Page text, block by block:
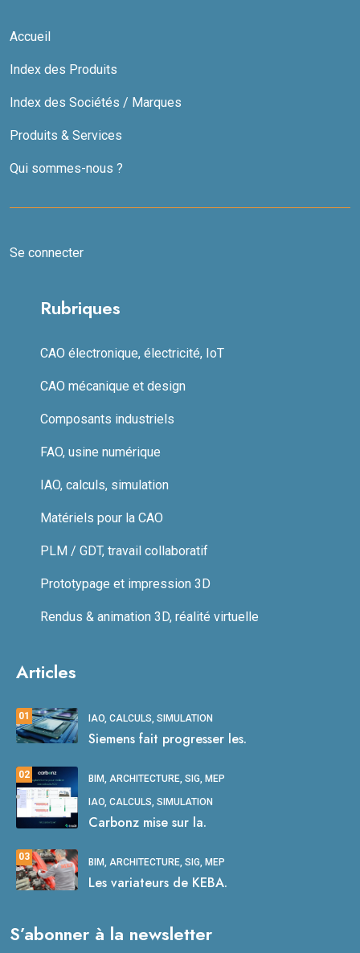
Accueil
Index des Produits
Index des Sociétés / Marques
Produits & Services
Qui sommes-nous ?
Se connecter
Rubriques
CAO électronique, électricité, IoT
CAO mécanique et design
Composants industriels
FAO, usine numérique
IAO, calculs, simulation
Matériels pour la CAO
PLM / GDT, travail collaboratif
Prototypage et impression 3D
Rendus & animation 3D, réalité virtuelle
Articles
01 IAO, CALCULS, SIMULATION
Siemens fait progresser les.
02 BIM, ARCHITECTURE, SIG, MEP
IAO, CALCULS, SIMULATION
Carbonz mise sur la.
03 BIM, ARCHITECTURE, SIG, MEP
Les variateurs de KEBA.
S’abonner à la newsletter